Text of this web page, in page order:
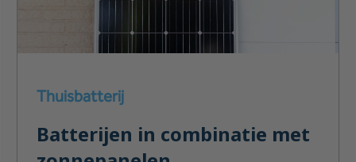
Thuisbatterij
Batterijen in combinatie met